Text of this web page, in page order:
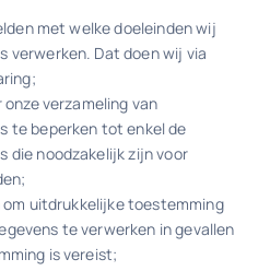
met welke doeleinden wij
verwerken. Dat doen wij via
verzameling van
te beperken tot enkel de
die noodzakelijk zijn voor
uitdrukkelijke toestemming
te verwerken in gevallen
is vereist;